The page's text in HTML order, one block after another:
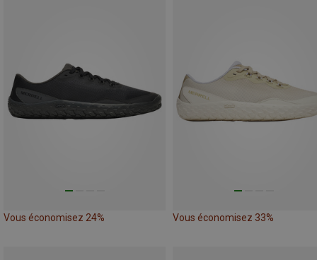
Vous économisez 24% Vous économisez 33%